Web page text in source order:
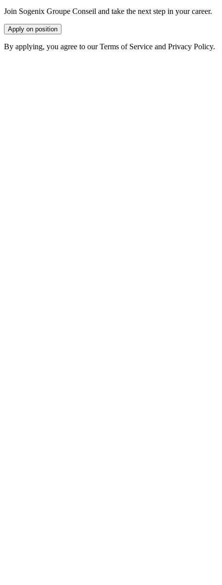
Join Sogenix Groupe Conseil and take the next step in your career.
Apply on position
By applying, you agree to our Terms of Service and Privacy Policy.